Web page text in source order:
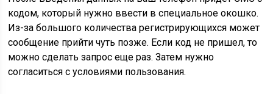
кодом, который нужно ввести в специальное окошко.
Из-за большого количества регистрирующихся может
сообщение прийти чуть позже. Если код не пришел, то
можно сделать запрос еще раз. Затем нужно
согласиться с условиями пользования.